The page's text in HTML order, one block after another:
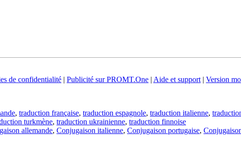
de confidentialité | Publicité sur PROMT.One | Aide et support | Version
, traduction française, traduction espagnole, traduction italienne,
turkmène, traduction ukrainienne, traduction finnoise
allemande, Conjugaison italienne, Conjugaison portugaise,